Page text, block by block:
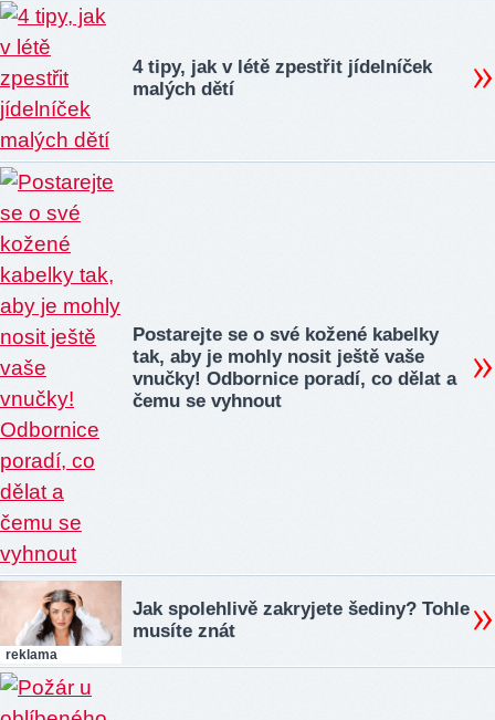
4 tipy, jak v létě zpestřit jídelníček
malých dětí
Postarejte se o své kožené kabelky
tak, aby je mohly nosit ještě vaše
vnučky! Odbornice poradí, co dělat a
čemu se vyhnout
reklama
Jak spolehlivě zakryjete šediny? Tohle
musíte znát